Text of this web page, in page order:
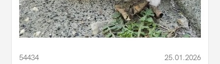
54434 25.01.2026